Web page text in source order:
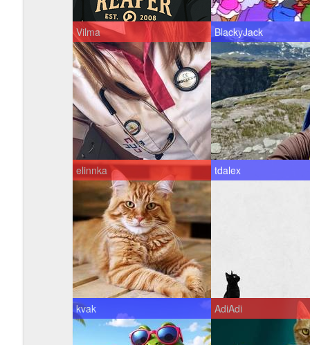
Vilma BlackyJack
elinnka tdalex
kvak AdiAdi